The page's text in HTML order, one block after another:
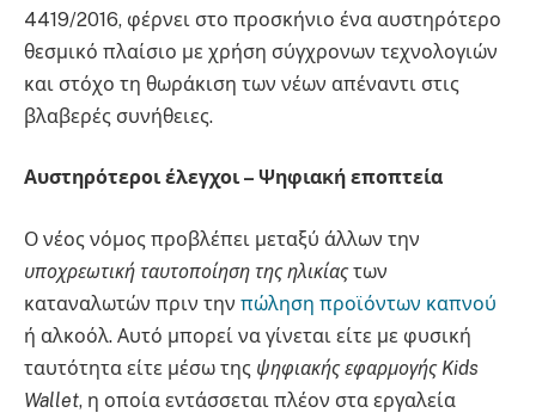
4419/2016, φέρνει στο προσκήνιο ένα αυστηρότερο
θεσμικό πλαίσιο με χρήση σύγχρονων τεχνολογιών
και στόχο τη θωράκιση των νέων απέναντι στις
βλαβερές συνήθειες.
Αυστηρότεροι έλεγχοι – Ψηφιακή εποπτεία
Ο νέος νόμος προβλέπει μεταξύ άλλων την
υποχρεωτική ταυτοποίηση της ηλικίαςτων
καταναλωτών πριν την πώληση προϊόντων καπνού
ή αλκοόλ. Αυτό μπορεί να γίνεται είτε με φυσική
ταυτότητα είτε μέσω της ψηφιακής εφαρμογής Kids
Wallet, η οποία εντάσσεται πλέον στα εργαλεία